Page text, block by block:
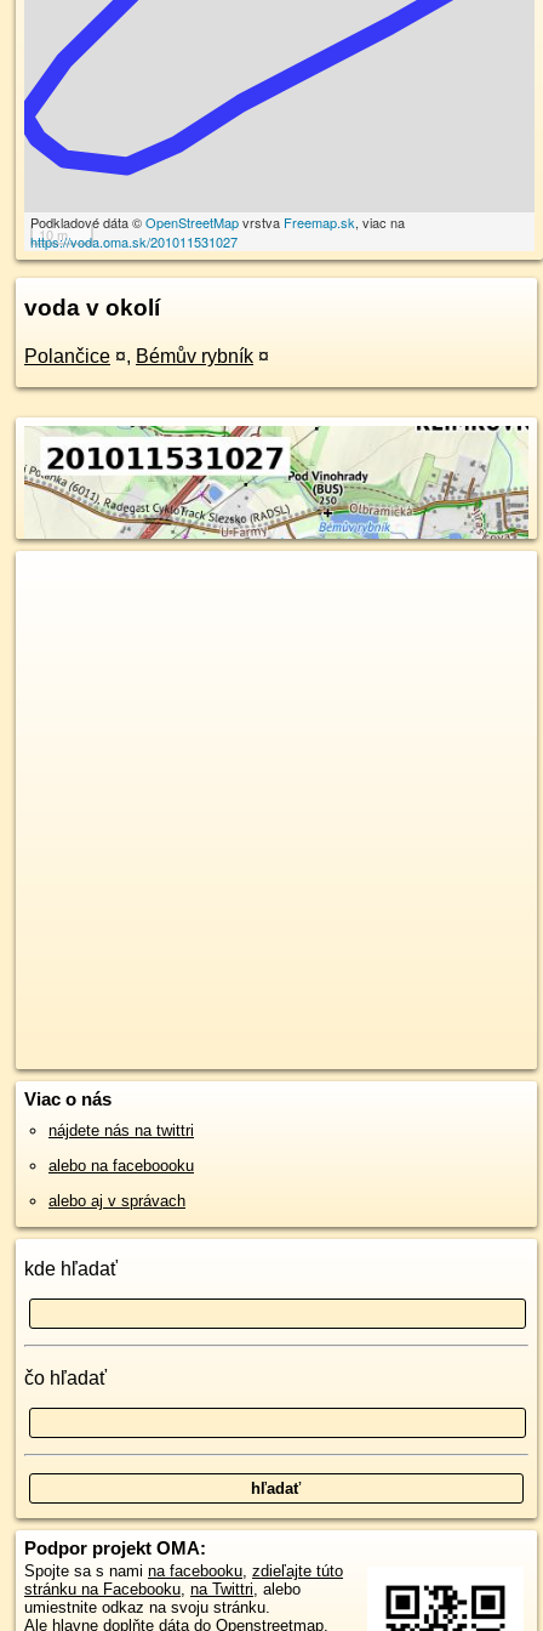
10 m
Podkladové dáta ©OpenStreetMapvrstva Freemap.sk, viac na
https://voda.oma.sk/201011531027
voda v okolí
Polančice ¤, Bémův rybník ¤
Viac o nás
nájdete nás na twittri
alebo na faceboooku
alebo aj v správach
kde hľadať
čo hľadať
Podpor projekt OMA:
Spojte sa s nami na facebooku, zdieľajte túto
stránku na Facebooku, na Twittri, alebo
umiestnite odkaz na svoju stránku.
Ale hlavne doplňte dáta do Openstreetmap,